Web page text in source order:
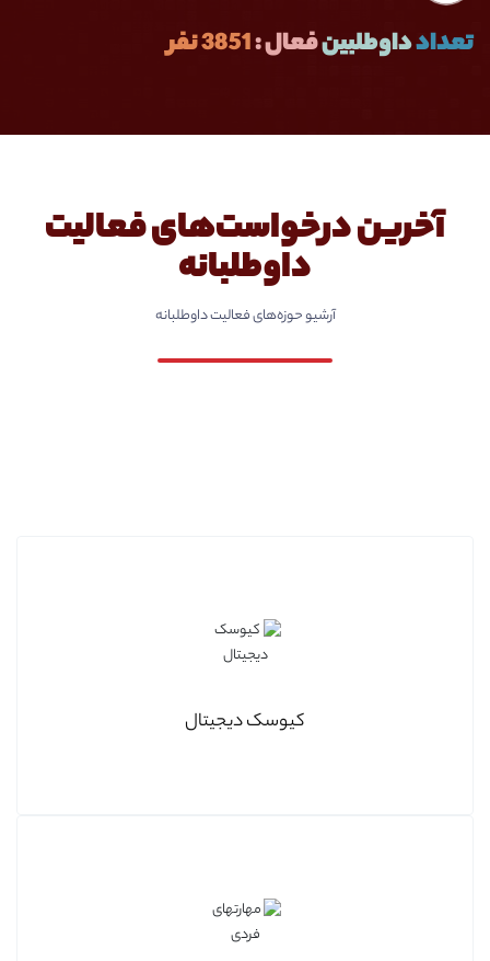
تعدادداوطلبینفعال :3851 نفر
آخرین درخواست‌های فعالیت
داوطلبانه
آرشیو حوزه‌های فعالیت داوطلبانه
کیوسک دیجیتال